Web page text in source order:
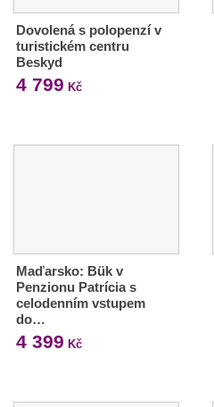
Dovolená s polopenzí v
turistickém centru
Beskyd
4 799 Kč
Maďarsko: Bük v
Penzionu Patrícia s
celodenním vstupem
do…
4 399 Kč